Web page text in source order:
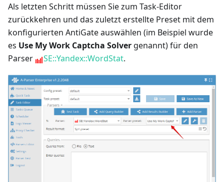
Als letzten Schritt müssen Sie zum Task-Editor
zurückkehren und das zuletzt erstellte Preset mit dem
konfigurierten AntiGate auswählen (im Beispiel wurde
es Use My Work Captcha Solver genannt) für den
Parser
SE::Yandex::WordStat.